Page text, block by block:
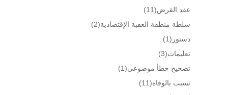
عقد القرض(11)
سلطة منطقة العقبة الإقتصادية(2)
دستور (1)
تعليمات(3)
تصحيح خطأ موضوعي(1)
تسبب بالوفاة(11)